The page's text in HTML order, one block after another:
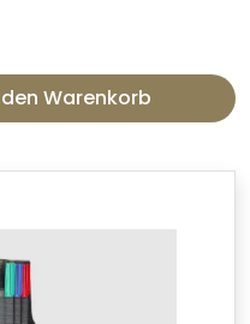
Warenkorb